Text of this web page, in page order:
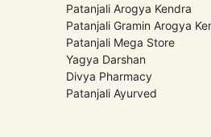
Patanjali Arogya Kendra
Patanjali Gramin Arogya
Patanjali Mega Store
Yagya Darshan
Divya Pharmacy
Patanjali Ayurved